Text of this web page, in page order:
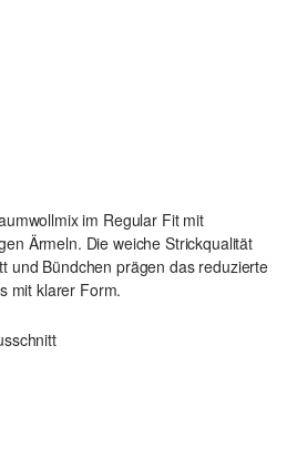
im Regular Fit mit
Ärmeln. Die weiche Strickqualität
und Bündchen prägen das reduzierte
mit klarer Form.